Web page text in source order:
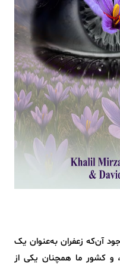
آن‌که زعفران به‌عنوان یک
و کشور ما همچنان یکی از